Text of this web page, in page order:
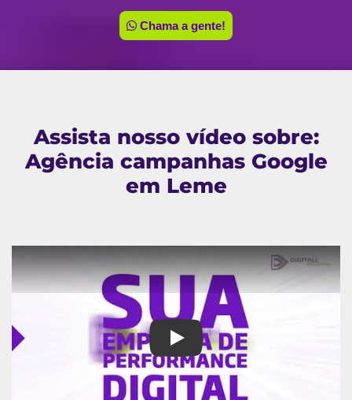
Chama a gente!
Assista nosso vídeo sobre:
Agência campanhas Google
em Leme
Agência campanhas Google